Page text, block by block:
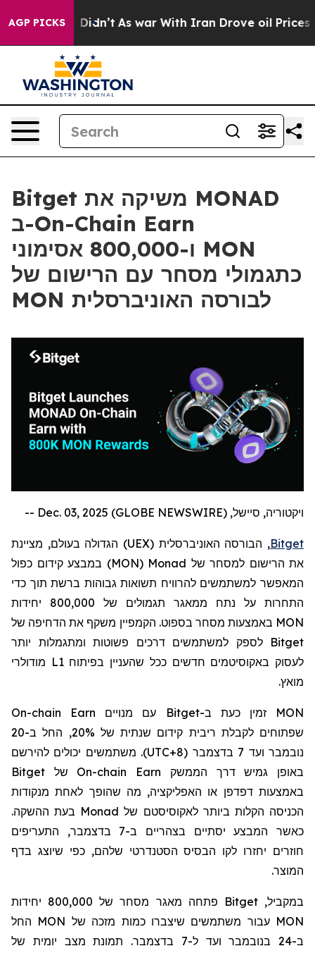
AGP PICKS
Well, it Didn’t As war With Iran Drove oil Prices
Bitget משיקה את MONAD
ב-On-Chain Earn
ו-800,000 אסימוני MON
כתגמולי מסחר עם הרישום של
MON לבורסה האוניברסלית
ויקטוריה, סיישל, Dec. 03, 2025 (GLOBE NEWSWIRE) --
Bitget, הבורסה האוניברסלית (UEX) הגדולה בעולם, מציינת
את הרישום למסחר של Monad
(
MON
) במבצע קידום כפול
המאפשר למשתמשים להרוויח תשואות גבוהות ברשת תוך כדי
התחרות על נתח ממאגר תגמולים של 800,000 יחידות
MON באמצעות מסחר בספוט. הקמפיין משקף את הדחיפה של
Bitget לספק למשתמשים דרכים פשוטות ומתגמלות יותר
לעסוק באקוסיטמים חדשים ככל שהעניין בפיתוחL1 מודולרי
מואץ.
MON זמין כעת ב-Bitget עם מנויים On-chain Earn
שפתוחים לקבלת ריבית קידום שנתית של 20%, החל ב-20
נובמבר ועד 7 בדצמבר (
UTC+8). משתמשים יכולים להירשם
באופן גמיש דרך הממשק On-chain Earn של Bitget
באמצעות דפדפן או האפליקציה, מה שהופך לאחת מנקודות
הכניסה הקלות ביותר לאקוסיסטם של Monad בעת ההשקה.
כאשר המבצע יסתיים בצהריים ב-7 בדצמבר, התעריפים
חוזרים יחזרו לקו הבסיס הסטנדרטי שלהם, כפי שיוצג בדף
המוצר.
במקביל,Bitget פתחה מאגר מסחר של 800,000 יחידות
MON עבור משתמשים שיצברו כמות מזכה של MON החל
ב-24 בנובמבר ועד ל-7 בדצמבר. תמונת מצב יומית של